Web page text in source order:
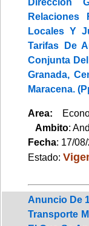
Relaciones
Locales Y
Tarifas De
Conjunta
Granada,
Maracena.
Area:
Ambito:
Fecha: 17/
Estado:
Anuncio De
Transporte